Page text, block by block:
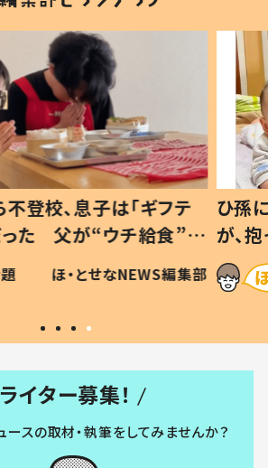
登校、息子は「ギフテ
った 父が“ウチ給食”を
る理由とは #令和の親
ほ・とせなNEWS編集部
ひ孫
が、
「涙
い」
ライター募集！
ースの取材・執筆をしてみませんか？